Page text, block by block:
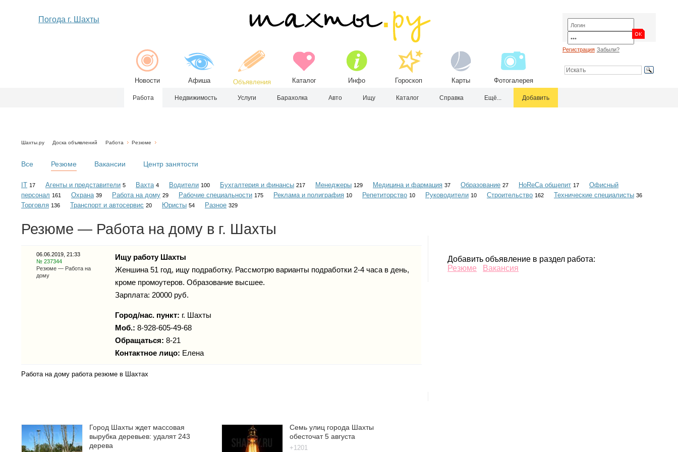
Погода г. Шахты
Новости Афиша Объявления Каталог Инфо Гороскоп Карты Фотогалерея
Регистрация Забыли?
Работа Недвижимость Услуги Барахолка Авто Ищу Каталог Справка Ещё... Добавить
Шахты.ру Доска объявлений Работа Резюме
Все Резюме Вакансии Центр занятости
IT 17 Агенты и представители 5 Вахта 4 Водители 100 Бухгалтерия и финансы 217 Менеджеры 129 Медицина и фармация 37 Образование 27 HoReCa общепит 17
Офисный
персонал 161 Охрана 39 Работа на дому 29 Рабочие специальности 175 Реклама и полиграфия 10 Репетиторство 10 Руководители 10 Строительство 162 Технические специалисты 36
Торговля 136 Транспорт и автосервис 20 Юристы 54 Разное 329
Резюме — Работа на дому в г. Шахты
06.06.2019, 21:33
№ 237344
Резюме — Работа на
дому
Ищу работу Шахты
Женшина 51 год, ищу подработку. Рассмотрю варианты подработки 2-4 часа в день,
кроме промоутеров. Образование высшее.
Зарплата: 20000 руб.
Город/нас. пункт: г. Шахты
Моб.: 8-928-605-49-68
Обращаться: 8-21
Контактное лицо: Елена
Работа на дому работа резюме в Шахтах
Добавить объявление в раздел работа:
Резюме
Вакансия
Город Шахты ждет массовая
вырубка деревьев: удалят 243
дерева
Семь улиц города Шахты
обесточат 5 августа
+1201